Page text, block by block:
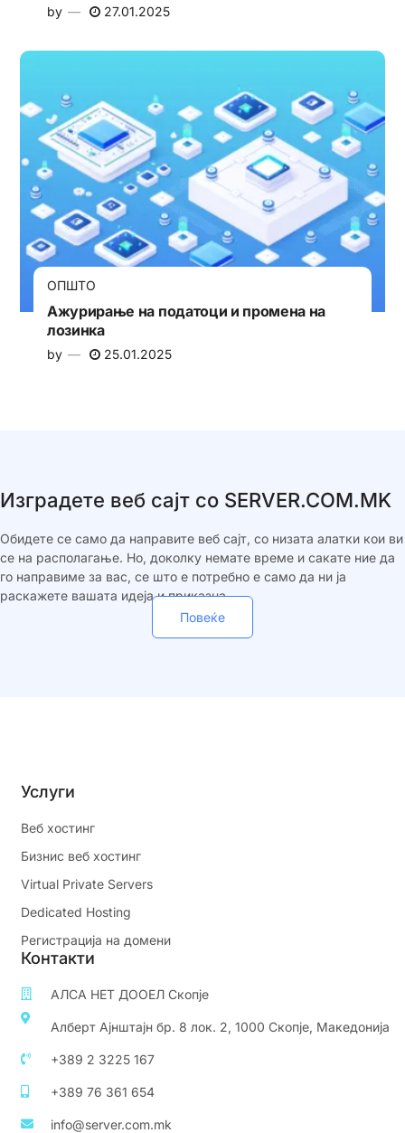
by 27.01.2025
ОПШТО
Ажурирање на податоци и промена на
лозинка
by 25.01.2025
Изградете веб сајт со SERVER.COM.MK
Обидете се само да направите веб сајт, со низата алатки кои ви
се на располагање. Но, доколку немате време и сакате ние да
го направиме за вас, се што е потребно е само да ни ја
раскажете вашата идеја и приказна.
Повеќе
Услуги
Веб хостинг
Бизнис веб хостинг
Virtual Private Servers
Dedicated Hosting
Регистрација на домени
Контакти
АЛСА НЕТ ДООЕЛ Скопје
Алберт Ајнштајн бр. 8 лок. 2, 1000 Скопје, Македонија
+389 2 3225 167
+389 76 361 654
info@server.com.mk